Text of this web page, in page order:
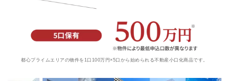
都心プライムエリアの物件を1口100万円×5口から始められる不動産小口化商品です。